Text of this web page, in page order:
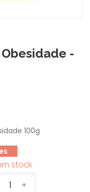
-
100g
stock
1 +